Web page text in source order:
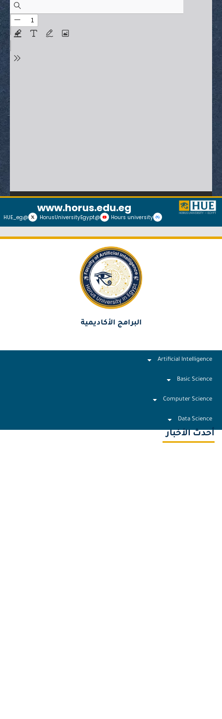
البرامج الأكاديمية
Artificial Intelligence
Basic Science
Computer Science
Data Science
أحدث الأخبار
www.horus.edu.eg
Hours university
@HorusUniversityEgypt
@HUE_eg